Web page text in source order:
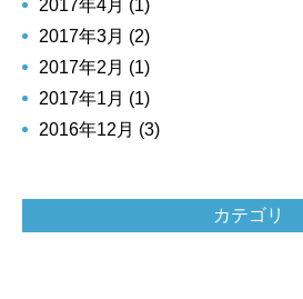
2017年4月 (1)
2017年3月 (2)
2017年2月 (1)
2017年1月 (1)
2016年12月 (3)
カテゴリ